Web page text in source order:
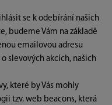
se k odebírání našich
budeme Vám na základě
emailovou adresu
slevových akcích, našich
které by Vás mohly
tzv. web beacons, která